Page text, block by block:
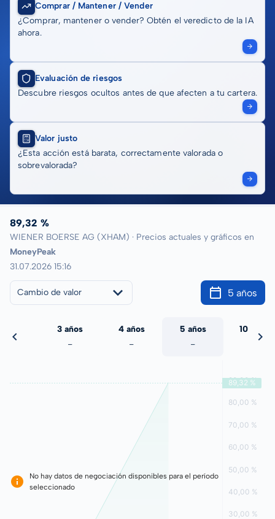
Comprar / Mantener / Vender
¿Comprar, mantener o vender? Obtén el veredicto de la IA
ahora.
Evaluación de riesgos
Descubre riesgos ocultos antes de que afecten a tu cartera.
Valor justo
¿Esta acción está barata, correctamente valorada o
sobrevalorada?
89,32 %
WIENER BOERSE AG (XHAM) · Precios actuales y gráficos en
MoneyPeak
31.07.2026 15:16
Cambio de valor 5 años
3 años
-
4 años
-
5 años
-
10 años
No hay datos de negociación disponibles para el período
seleccionado